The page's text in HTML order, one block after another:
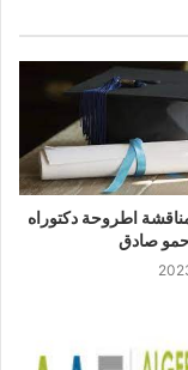
اطروحة دكتوراه
صادق